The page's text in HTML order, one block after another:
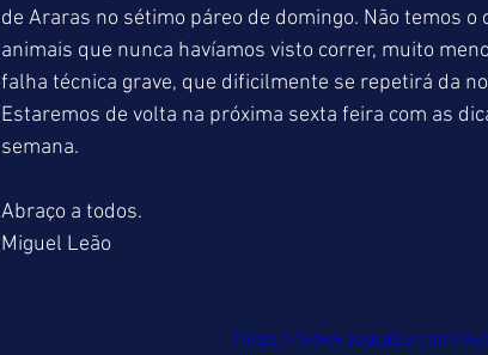
de Araras no sétimo páreo de domingo. Não temos
animais que nunca havíamos visto correr, muito
falha técnica grave, que dificilmente se repetirá da
Estaremos de volta na próxima sexta feira com as
semana.
Abraço a todos.
Miguel Leão
https://www.youtube.com/